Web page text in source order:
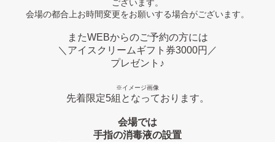
ございます。
会場の都合上お時間変更をお願いする場合がございます。
またWEBからのご予約の方には
＼アイスクリームギフト券3000円／
プレゼント♪
※イメージ画像
先着限定5組となっております。
会場では
手指の消毒液の設置